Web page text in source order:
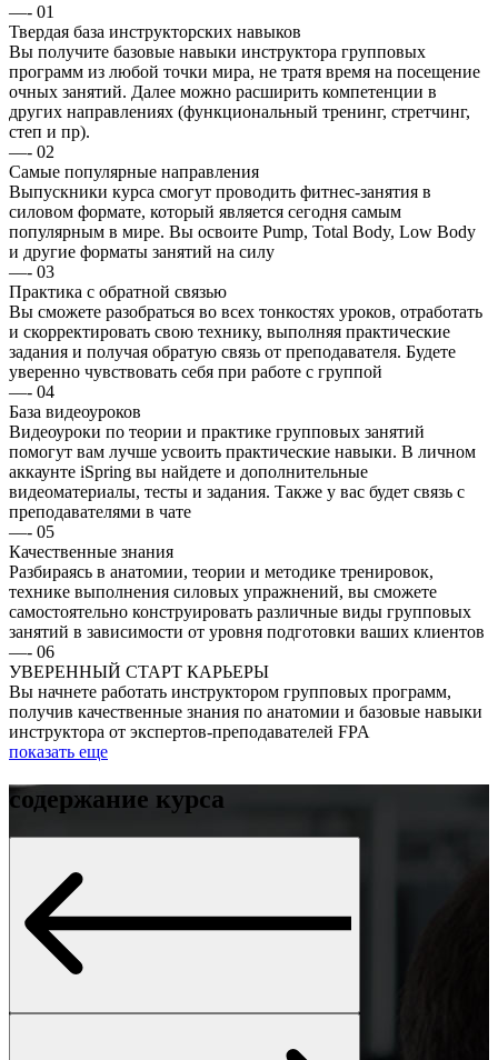
—- 01
Твердая база инструкторских навыков
Вы получите базовые навыки инструктора групповых
программ из любой точки мира, не тратя время на посещение
очных занятий. Далее можно расширить компетенции в
других направлениях (функциональный тренинг, стретчинг,
степ и пр).
—- 02
Самые популярные направления
Выпускники курса смогут проводить фитнес-занятия в
силовом формате, который является сегодня самым
популярным в мире. Вы освоите Pump, Total Body, Low Body
и другие форматы занятий на силу
—- 03
Практика с обратной связью
Вы сможете разобраться во всех тонкостях уроков, отработать
и скорректировать свою технику, выполняя практические
задания и получая обратую связь от преподавателя. Будете
уверенно чувствовать себя при работе с группой
—- 04
База видеоуроков
Видеоуроки по теории и практике групповых занятий
помогут вам лучше усвоить практические навыки. В личном
аккаунте iSpring вы найдете и дополнительные
видеоматериалы, тесты и задания. Также у вас будет связь с
преподавателями в чате
—- 05
Качественные знания
Разбираясь в анатомии, теории и методике тренировок,
технике выполнения силовых упражнений, вы сможете
самостоятельно конструировать различные виды групповых
занятий в зависимости от уровня подготовки ваших клиентов
—- 06
УВЕРЕННЫЙ СТАРТ КАРЬЕРЫ
Вы начнете работать инструктором групповых программ,
получив качественные знания по анатомии и базовые навыки
инструктора от экспертов-преподавателей FPA
показать еще
содержание курса